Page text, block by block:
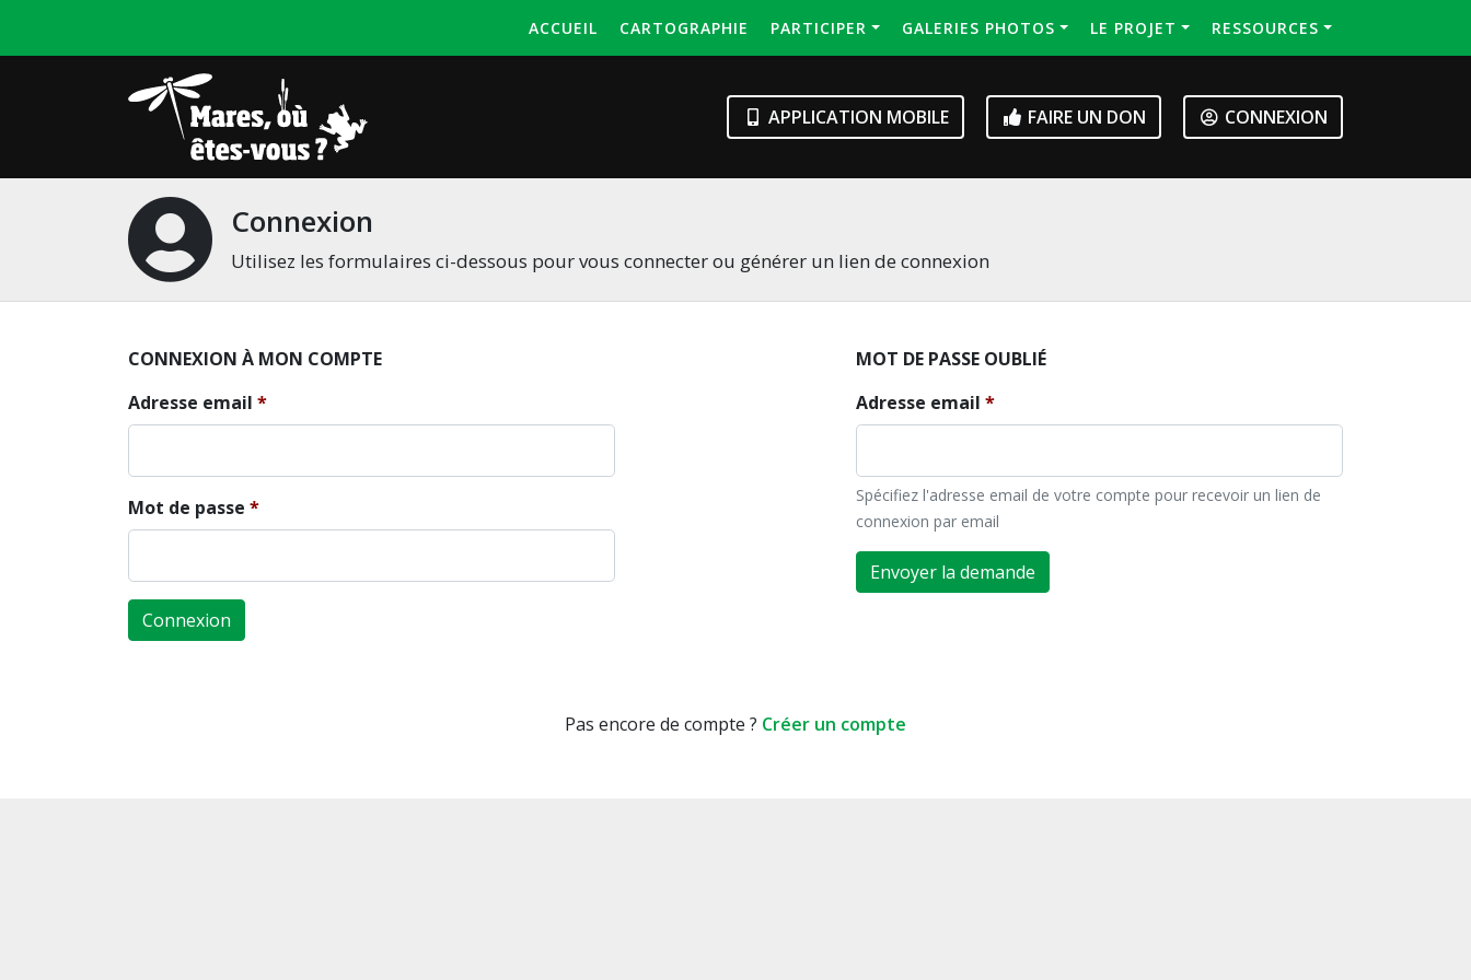
ACCUEIL CARTOGRAPHIE PARTICIPER GALERIES PHOTOS LE PROJET RESSOURCES
APPLICATION MOBILE FAIRE UN DON CONNEXION
Connexion
Utilisez les formulaires ci-dessous pour vous connecter ou générer un lien de connexion
CONNEXION À MON COMPTE
Adresse email
Mot de passe
Connexion
MOT DE PASSE OUBLIÉ
Adresse email
Spécifiez l'adresse email de votre compte pour recevoir un lien de
connexion par email
Envoyer la demande
Pas encore de compte ? Créer un compte